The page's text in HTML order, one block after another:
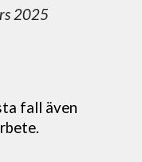
2025
fall även